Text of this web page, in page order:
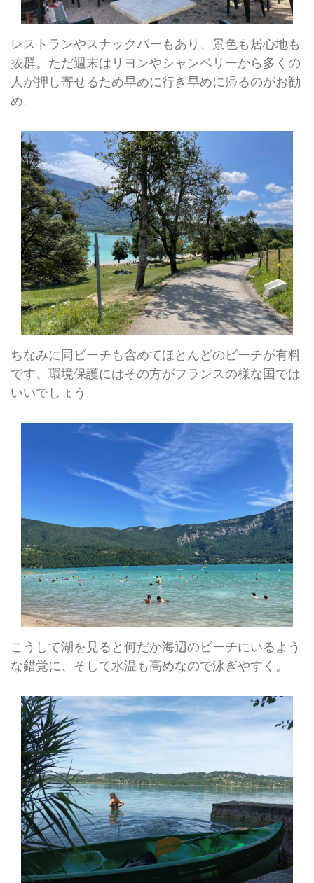
レストランやスナックバーもあり、景色も居心地も
抜群。ただ週末はリヨンやシャンベリーから多くの
人が押し寄せるため早めに行き早めに帰るのがお勧
め。
ちなみに同ビーチも含めてほとんどのビーチが有料
です、環境保護にはその方がフランスの様な国では
いいでしょう。
こうして湖を見ると何だか海辺のビーチにいるよう
な錯覚に、そして水温も高めなので泳ぎやすく。